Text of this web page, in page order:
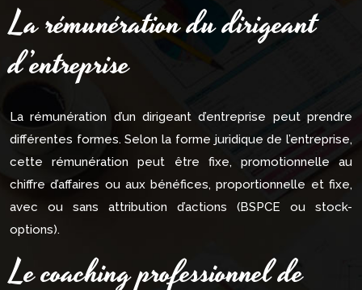
La rémunération du dirigeant
d’entreprise
La rémunération d’un dirigeant d’entreprise peut prendre
différentes formes. Selon la forme juridique de l’entreprise,
cette rémunération peut être fixe, promotionnelle au
chiffre d’affaires ou aux bénéfices, proportionnelle et fixe,
avec ou sans attribution d’actions (BSPCE ou stock-
options).
Le coaching professionnel de